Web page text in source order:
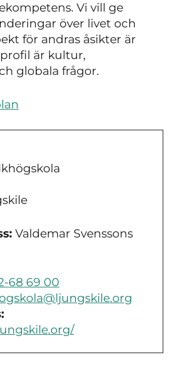
. Vi vill ge
över livet och
för andras åsikter är
är kultur,
globala frågor.
Valdemar Svenssons
68 69 00